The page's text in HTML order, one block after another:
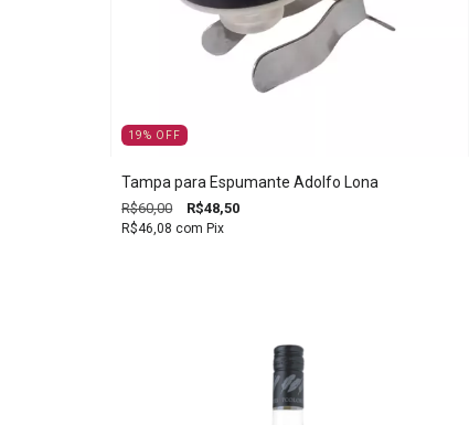
19% OFF
Tampa para Espumante Adolfo Lona
R$60,00 R$48,50
R$46,08com Pix